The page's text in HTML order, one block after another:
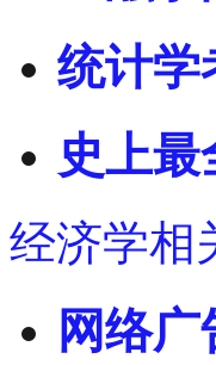
统计学
史上
经济学相
网络